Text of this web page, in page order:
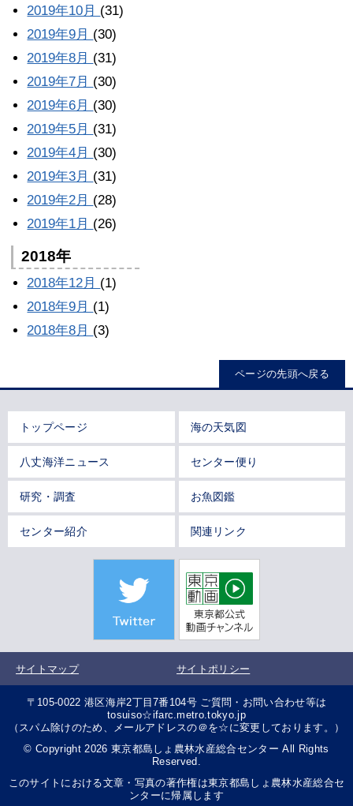
2019年10月 (31)
2019年9月 (30)
2019年8月 (31)
2019年7月 (30)
2019年6月 (30)
2019年5月 (31)
2019年4月 (30)
2019年3月 (31)
2019年2月 (28)
2019年1月 (26)
2018年
2018年12月 (1)
2018年9月 (1)
2018年8月 (3)
ページの先頭へ戻る
トップページ 海の天気図
八丈海洋ニュース センター便り
研究・調査 お魚図鑑
センター紹介 関連リンク
サイトマップ サイトポリシー
〒105-0022 港区海岸2丁目7番104号 ご質問・お問い合わせ等は
tosuiso☆ifarc.metro.tokyo.jp
（スパム除けのため、メールアドレスの＠を☆に変更しております。）
© Copyright 2026 東京都島しょ農林水産総合センター All Rights
Reserved.
このサイトにおける文章・写真の著作権は東京都島しょ農林水産総合セ
ンターに帰属します